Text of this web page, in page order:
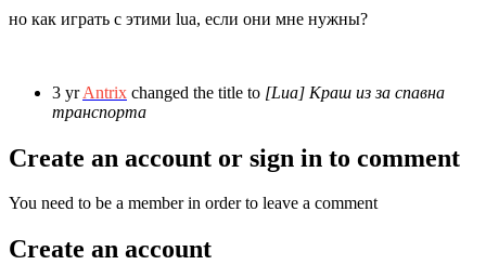
но как играть с этими lua, если они мне нужны?
3 yr Antrix changed the title to [Lua] Краш из за спавна
транспорта
Create an account or sign in to comment
You need to be a member in order to leave a comment
Create an account